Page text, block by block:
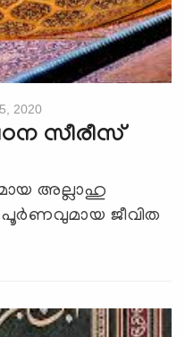
2020
സീരീസ്
അല്ലാഹു
പൂര്‍ണവുമായ ജീവിത